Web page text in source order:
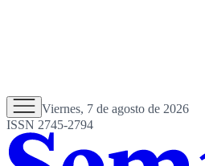
Viernes, 7 de agosto de 2026
ISSN 2745-2794